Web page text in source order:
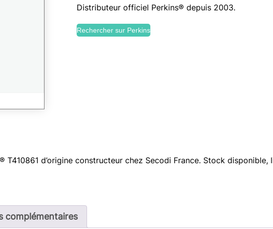
Distributeur officiel Perkins® depuis 2003.
Rechercher sur Perkins
T410861 d’origine constructeur chez Secodi France. Stock
complémentaires